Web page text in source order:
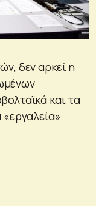
δεν αρκεί η
και τα
«εργαλεία»